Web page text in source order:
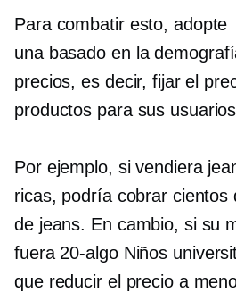
Para combatir esto, adopte
una basado en la
precios, es decir, fijar el
productos para sus
Por ejemplo, si vendiera
ricas, podría cobrar cientos
de jeans. En cambio, si su
fuera 20-algoNiños
que reducir el precio a